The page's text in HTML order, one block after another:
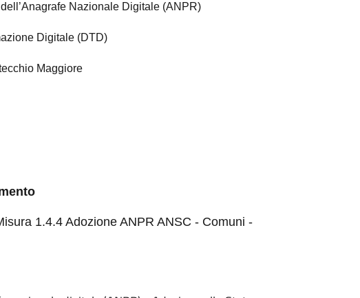
Nazionale Digitale (ANPR)
Digitale (DTD)
Maggiore
1.4.4 Adozione ANPR ANSC - Comuni -